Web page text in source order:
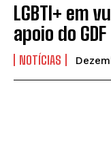
LGBTI+ em
apoio do GDF
NOTÍCIAS